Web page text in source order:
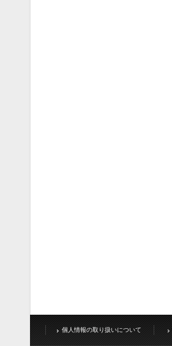
個人情報の取り扱いについて